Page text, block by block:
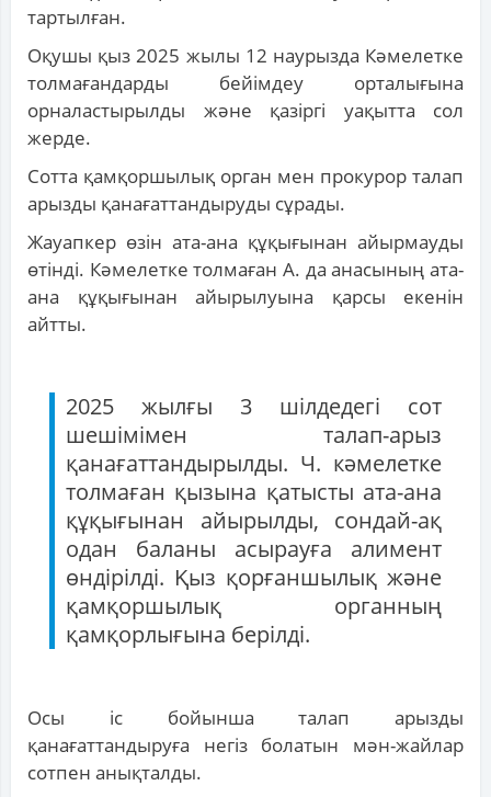
тартылған.
Оқушы қыз 2025 жылы 12 наурызда Кәмелетке
толмағандарды бейімдеу орталығына
орналастырылды және қазіргі уақытта сол
жерде.
Сотта қамқоршылық орган мен прокурор талап
арызды қанағаттандыруды сұрады.
Жауапкер өзін ата-ана құқығынан айырмауды
өтінді. Кәмелетке толмаған А. да анасының ата-
ана құқығынан айырылуына қарсы екенін
айтты.
2025 жылғы 3 шілдедегі сот
шешімімен талап-арыз
қанағаттандырылды. Ч. кәмелетке
толмаған қызына қатысты ата-ана
құқығынан айырылды, сондай-ақ
одан баланы асырауға алимент
өндірілді. Қыз қорғаншылық және
қамқоршылық органның
қамқорлығына берілді.
Осы іс бойынша талап арызды
қанағаттандыруға негіз болатын мән-жайлар
сотпен анықталды.